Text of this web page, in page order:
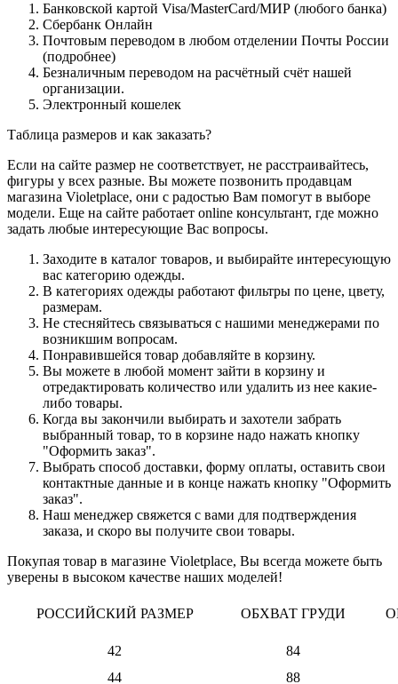
Банковской картой Visa/MasterCard/МИР (любого банка)
Сбербанк Онлайн
Почтовым переводом в любом отделении Почты России
(подробнее)
Безналичным переводом на расчётный счёт нашей
организации.
Электронный кошелек
Таблица размеров и как заказать?
Если на сайте размер не соответствует, не расстраивайтесь,
фигуры у всех разные. Вы можете позвонить продавцам
магазина Violetplace, они с радостью Вам помогут в выборе
модели. Еще на сайте работает online консультант, где можно
задать любые интересующие Вас вопросы.
Заходите в каталог товаров, и выбирайте интересующую
вас категорию одежды.
В категориях одежды работают фильтры по цене, цвету,
размерам.
Не стесняйтесь связываться с нашими менеджерами по
возникшим вопросам.
Понравившейся товар добавляйте в корзину.
Вы можете в любой момент зайти в корзину и
отредактировать количество или удалить из нее какие-
либо товары.
Когда вы закончили выбирать и захотели забрать
выбранный товар, то в корзине надо нажать кнопку
"Оформить заказ".
Выбрать способ доставки, форму оплаты, оставить свои
контактные данные и в конце нажать кнопку "Оформить
заказ".
Наш менеджер свяжется с вами для подтверждения
заказа, и скоро вы получите свои товары.
Покупая товар в магазине Violetplace, Вы всегда можете быть
уверены в высоком качестве наших моделей!
РОССИЙСКИЙ РАЗМЕР ОБХВАТ ГРУДИ
42
84
44
88